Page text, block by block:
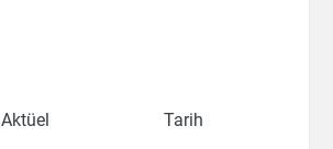
Aktüel Tarih